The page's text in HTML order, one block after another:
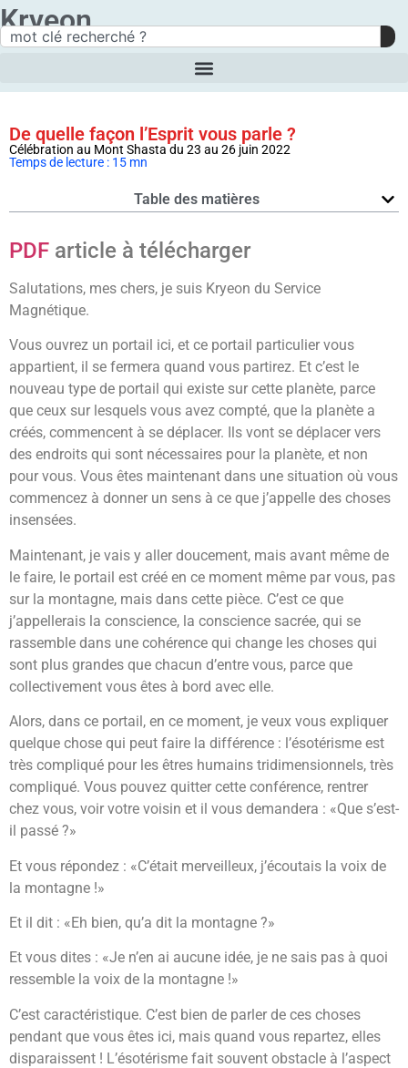
Kryeon
De quelle façon l’Esprit vous parle ?
Célébration au Mont Shasta du 23 au 26 juin 2022
Temps de lecture : 15 mn
Table des matières
PDF article à télécharger
Salutations, mes chers, je suis Kryeon du Service
Magnétique.
Vous ouvrez un portail ici, et ce portail particulier vous
appartient, il se fermera quand vous partirez. Et c’est le
nouveau type de portail qui existe sur cette planète, parce
que ceux sur lesquels vous avez compté, que la planète a
créés, commencent à se déplacer. Ils vont se déplacer vers
des endroits qui sont nécessaires pour la planète, et non
pour vous. Vous êtes maintenant dans une situation où vous
commencez à donner un sens à ce que j’appelle des choses
insensées.
Maintenant, je vais y aller doucement, mais avant même de
le faire, le portail est créé en ce moment même par vous, pas
sur la montagne, mais dans cette pièce. C’est ce que
j’appellerais la conscience, la conscience sacrée, qui se
rassemble dans une cohérence qui change les choses qui
sont plus grandes que chacun d’entre vous, parce que
collectivement vous êtes à bord avec elle.
Alors, dans ce portail, en ce moment, je veux vous expliquer
quelque chose qui peut faire la différence : l’ésotérisme est
très compliqué pour les êtres humains tridimensionnels, très
compliqué. Vous pouvez quitter cette conférence, rentrer
chez vous, voir votre voisin et il vous demandera : «Que s’est-
il passé ?»
Et vous répondez : «C’était merveilleux, j’écoutais la voix de
la montagne !»
Et il dit : «Eh bien, qu’a dit la montagne ?»
Et vous dites : «Je n’en ai aucune idée, je ne sais pas à quoi
ressemble la voix de la montagne !»
C’est caractéristique. C’est bien de parler de ces choses
pendant que vous êtes ici, mais quand vous repartez, elles
disparaissent ! L’ésotérisme fait souvent obstacle à l’aspect